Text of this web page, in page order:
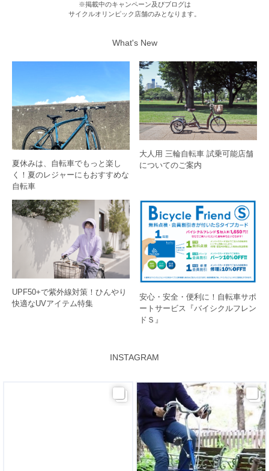
※掲載中のキャンペーン及びブログは
サイクルオリンピック店舗のみとなります。
What's New
夏休みは、自転車でもっと楽し
く！夏のレジャーにもおすすめな
自転車
大人用 三輪自転車 試乗可能店舗
についてのご案内
UPF50+で紫外線対策！ひんやり
快適なUVアイテム特集
安心・安全・便利に！自転車サポ
ートサービス『バイシクルフレン
ドＳ』
INSTAGRAM